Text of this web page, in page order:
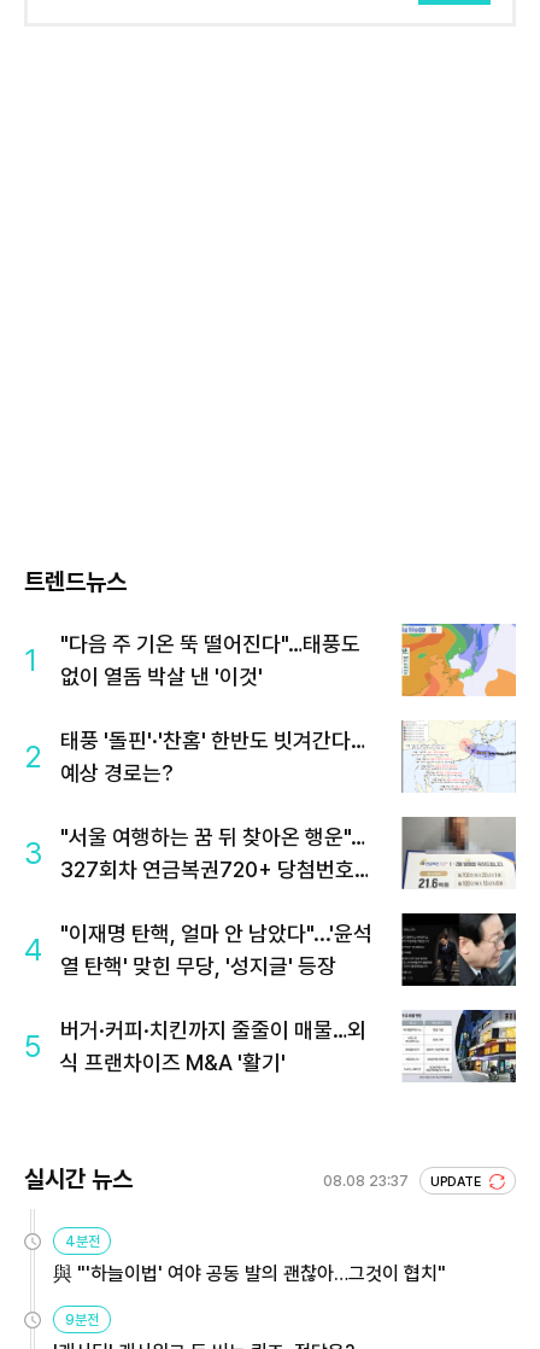
트렌드뉴스
1
"다음 주 기온 뚝 떨어진다"…태풍도
없이 열돔 박살 낸 '이것'
2
태풍 '돌핀'·'찬홈' 한반도 빗겨간다…
예상 경로는?
3
"서울 여행하는 꿈 뒤 찾아온 행운"…
327회차 연금복권720+ 당첨번호조
4
"이재명 탄핵, 얼마 안 남았다"...'윤석
열 탄핵' 맞힌 무당, '성지글' 등장
5
버거·커피·치킨까지 줄줄이 매물…외
식 프랜차이즈 M&A '활기'
실시간 뉴스 08.08 23:37 UPDATE
4분전
與 "'하늘이법' 여야 공동 발의 괜찮아…그것이 협치"
9분전